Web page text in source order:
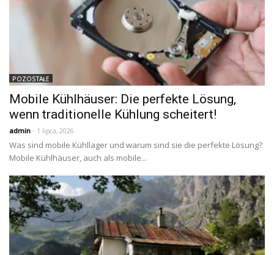
POZOSTAŁE
Mobile Kühlhäuser: Die perfekte Lösung,
wenn traditionelle Kühlung scheitert!
admin - 1 lipca, 2026
Was sind mobile Kühllager und warum sind sie die perfekte Lösung?
Mobile Kühlhäuser, auch als mobile...